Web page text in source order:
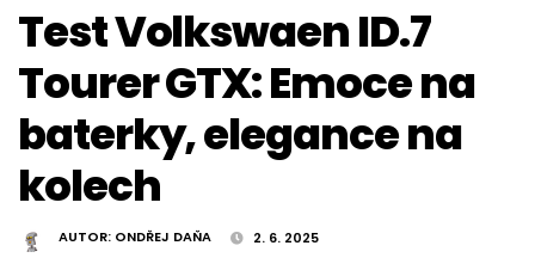
Test Volkswaen ID.7
Tourer GTX: Emoce na
baterky, elegance na
kolech
AUTOR: ONDŘEJ DAŇA 2. 6. 2025